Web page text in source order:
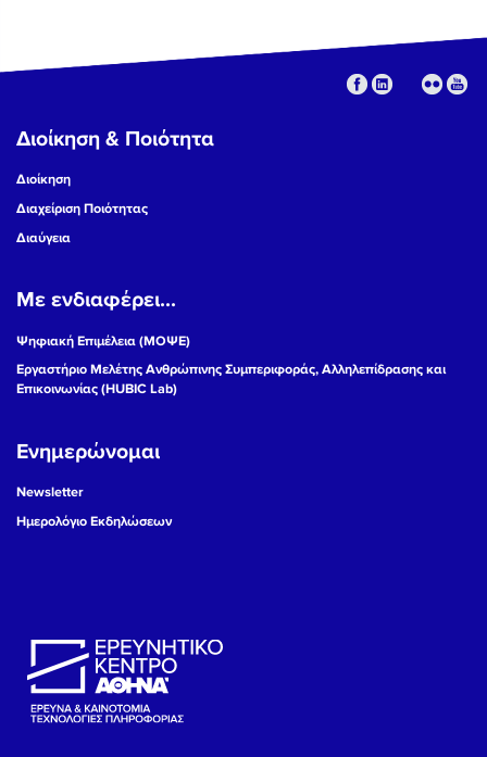
16
17
19
22
Διοίκηση & Ποιότητα
Διοίκηση
Διαχείριση Ποιότητας
Διαύγεια
Με ενδιαφέρει...
Ψηφιακή Επιμέλεια (ΜΟΨΕ)
Εργαστήριο Μελέτης Ανθρώπινης Συμπεριφοράς, Αλληλεπίδρασης και
Επικοινωνίας (HUBIC Lab)
Ενημερώνομαι
Newsletter
Ημερολόγιο Εκδηλώσεων